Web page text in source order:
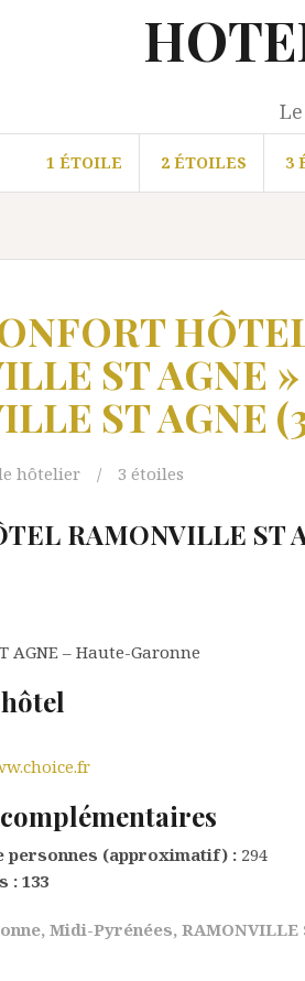
1 ÉTOILE 2 ÉTOILES 3
ST AGNE
ST AGNE
hôtelier 3 étoiles
RAMONVILLE ST
AGNE– Haute-Garonne
personnes (approximatif) : 294
: 133
, Midi-Pyrénées, RAMONVILLE